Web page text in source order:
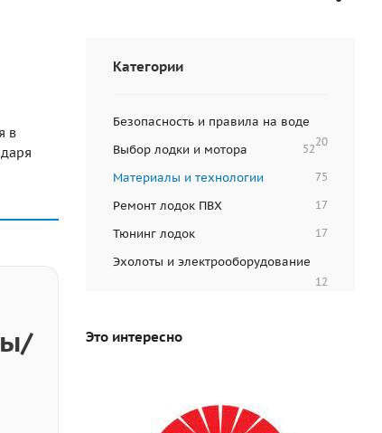
в
Категории
Безопасность и правила на воде
20
Выбор лодки и мотора 52
Материалы и технологии 75
Ремонт лодок ПВХ 17
Тюнинг лодок 17
Эхолоты и электрооборудование
12
Это интересно